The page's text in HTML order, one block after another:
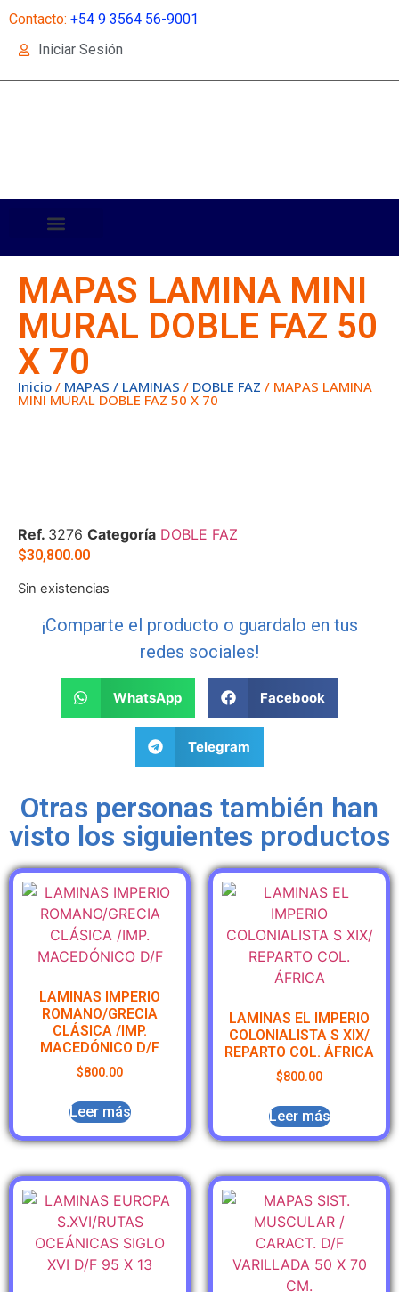
Contacto: +54 9 3564 56-9001
Iniciar Sesión
MAPAS LAMINA MINI
MURAL DOBLE FAZ 50
X 70
Inicio / MAPAS / LAMINAS / DOBLE FAZ / MAPAS LAMINA
MINI MURAL DOBLE FAZ 50 X 70
Ref. 3276 Categoría DOBLE FAZ
$30,800.00
Sin existencias
¡Comparte el producto o guardalo en tus
redes sociales!
WhatsApp Facebook
Telegram
Otras personas también han
visto los siguientes productos
LAMINAS IMPERIO
ROMANO/GRECIA
CLÁSICA /IMP.
MACEDÓNICO D/F
$800.00
Leer más
LAMINAS EL IMPERIO
COLONIALISTA S XIX/
REPARTO COL. ÁFRICA
$800.00
Leer más